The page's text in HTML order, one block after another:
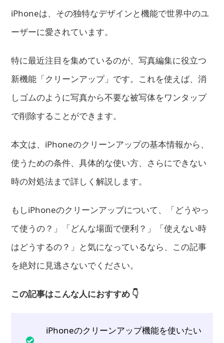
iPhoneは、その独特なデザインと機能で世界中のユ
ーザーに愛されています。
特に最近注目を集めているのが、写真編集に役立つ
新機能「クリーンアップ」です。これを使えば、消
しゴムのように写真から不要な被写体をワンタップ
で削除することができます。
本文は、iPhoneのクリーンアップの基本情報から、
使うための条件、具体的な使い方、さらにできない
時の対処法まで詳しく解説します。
もしiPhoneのクリーンアップについて、「どうやっ
て使うの？」「どんな場面で便利？」「使えない時
はどうするの？」と気になっているなら、この記事
を絶対に見逃さないでください。
この記事はこんな人におすすめ 👇
iPhoneのクリーンアップ機能を使いたい